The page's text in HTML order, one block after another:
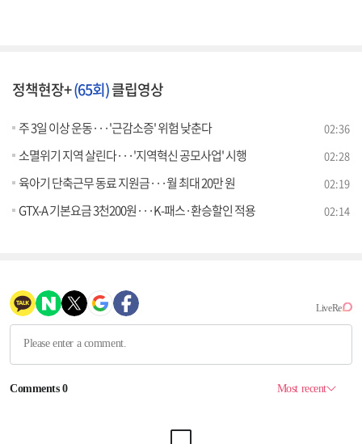
정책현장+(65회)클립영상
주 3일 이상 운동···'근감소증' 위험 낮춘다 02:36
소멸위기 지역 살린다···'지역혁신 공모사업' 시행 02:28
육아기 단축근무 동료 지원금···월 최대 20만 원 02:19
GTX-A 기본요금 3천200원···K-패스·환승할인 적용 02:14